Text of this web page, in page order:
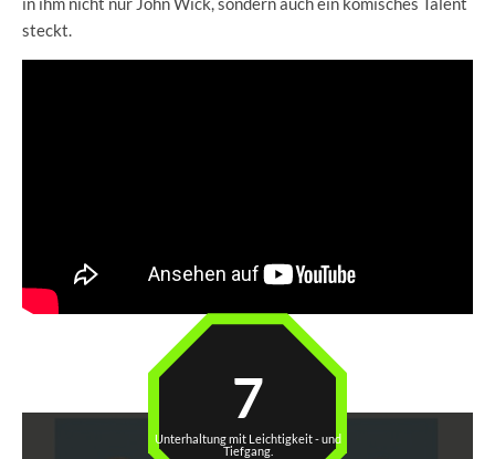
steckt.
7
Unterhaltung mit Leichtigkeit - und
Tiefgang.